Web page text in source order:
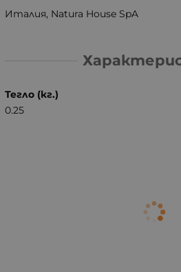
Италия, Natura House SpA
Тегло (кг.)
0.25